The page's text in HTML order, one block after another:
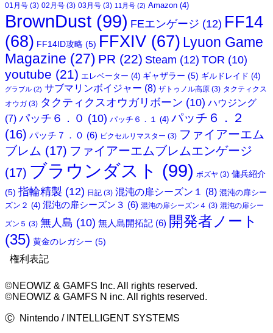
01月号 (3) 02月号 (3) 03月号 (3) 11月号 (2) Amazon (4)
BrownDust (99) FEエンゲージ (12) FF14
(68) FF14ID攻略 (5) FFXIV (67) Lyuon Game
Magazine (27) PR (22) Steam (12) TOR (10)
youtube (21) エレベーター (4) ギャザラー (5) ギルドレイド (4)
グラブル (2) サブマリンボイジャー (8) ザトゥノル高原 (3) タクティクス
オウガ (3) タクティクスオウガリボーン (10) ハウジング
(7) パッチ６．０ (10) パッチ６．１ (4) パッチ６．２
(16) パッチ７．０ (6) ピクセルリマスター (3) ファイアーエム
ブレム (17) ファイアーエムブレムエンゲージ
(17) ブラウンダスト (99) ボズヤ (3) 傭兵紹介
(5) 指輪精製 (12) 日記 (3) 混沌の扉シーズン１ (8) 混沌の扉シー
ズン２ (4) 混沌の扉シーズン３ (6) 混沌の扉シーズン４ (3) 混沌の扉シー
ズン５ (3) 無人島 (10) 無人島開拓記 (6) 開発者ノート
(35) 黄金のレガシー (5)
権利表記
©NEOWIZ & GAMFS Inc. All rights reserved.
©NEOWIZ & GAMFS N inc. All rights reserved.
Ⓒ Nintendo / INTELLIGENT SYSTEMS